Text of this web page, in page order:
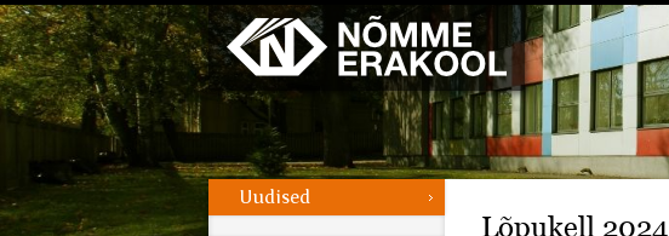
Menüü
Galerii
Lõpukell 2024